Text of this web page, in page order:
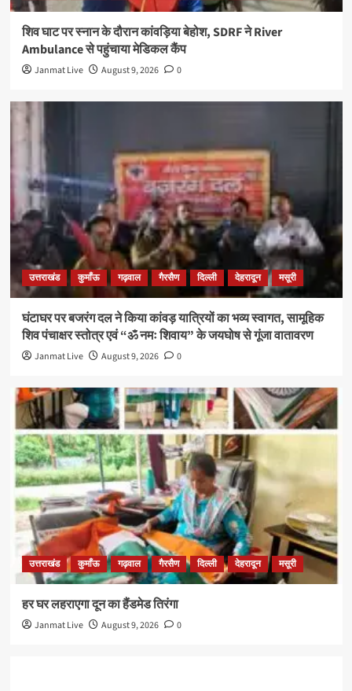
शिव घाट पर स्नान के दौरान कांवड़िया बेहोश, SDRF ने River
Ambulance से पहुंचाया मेडिकल कैंप
Janmat Live August 9, 2026 0
उत्तराखंड कुमाँऊ गढ़वाल गैरसैण दिल्ली देहरादून मसूरी
घंटाघर पर बजरंग दल ने किया कांवड़ यात्रियों का भव्य स्वागत, सामूहिक
शिव पंचाक्षर स्तोत्र एवं “ॐ नमः शिवाय” के जयघोष से गूंजा वातावरण
Janmat Live August 9, 2026 0
उत्तराखंड कुमाँऊ गढ़वाल गैरसैण दिल्ली देहरादून मसूरी
हर घर लहराएगा दून का हैंडमेड तिरंगा
Janmat Live August 9, 2026 0